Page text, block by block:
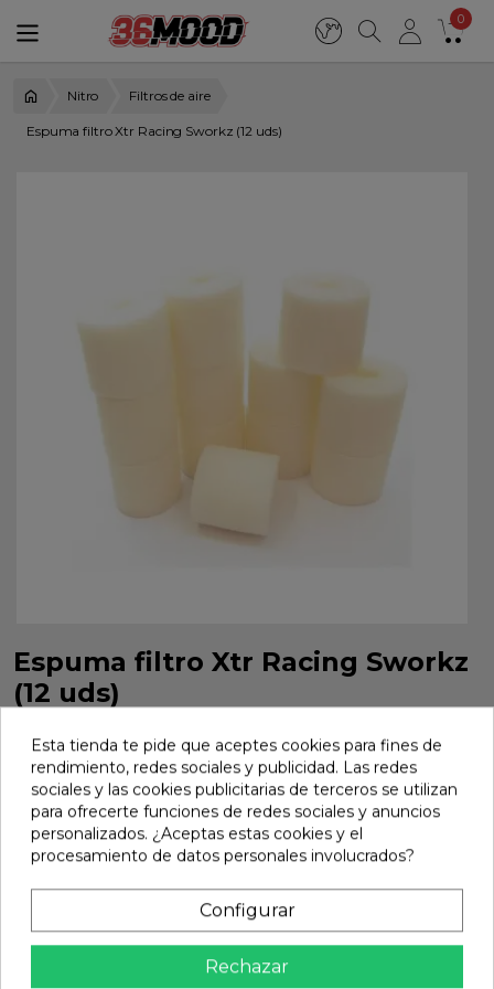
0
Nitro Filtros de aire
Espuma filtro Xtr Racing Sworkz (12 uds)
Espuma filtro Xtr Racing Sworkz
(12 uds)
Marca: Xtr Racing Ref: XTR-0242
17,96 €
Esta tienda te pide que aceptes cookies para fines de
rendimiento, redes sociales y publicidad. Las redes
sociales y las cookies publicitarias de terceros se utilizan
para ofrecerte funciones de redes sociales y anuncios
personalizados. ¿Aceptas estas cookies y el
procesamiento de datos personales involucrados?
Configurar
Rechazar